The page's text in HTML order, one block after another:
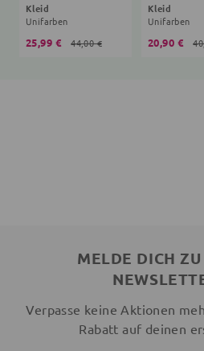
Kleid
Unifarben
25,99 € 44,00 €
Kleid
Unifarben
20,90 €
MELDE DICH
Verpasse keine Aktionen
Rabatt auf deinen